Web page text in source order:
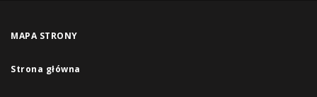
MAPA STRONY
Strona główna